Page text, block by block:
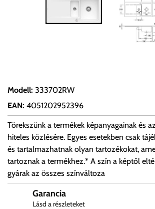
Modell: 333702RW
EAN: 4051202952396
Törekszünk a termékek képanyagainak és
hiteles közlésére. Egyes esetekben csak
és tartalmazhatnak olyan tartozékokat,
tartoznak a termékhez.* A szín a képtől
gyárak az összes színváltoza
Garancia
Lásd a részleteket